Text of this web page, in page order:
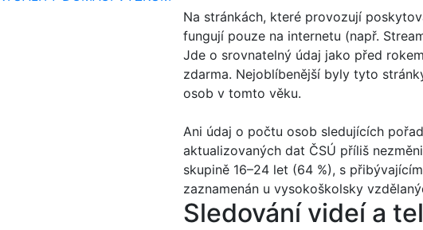
Na stránkách, které provozují
fungují pouze na internetu (např.
Jde o srovnatelný údaj jako před
zdarma. Nejoblíbenější byly tyto
osob v tomto věku.
Ani údaj o počtu osob sledujících
aktualizovaných dat ČSÚ příliš
skupině 16–24 let (64 %), s
zaznamenán u vysokoškolsky
Sledování videí a